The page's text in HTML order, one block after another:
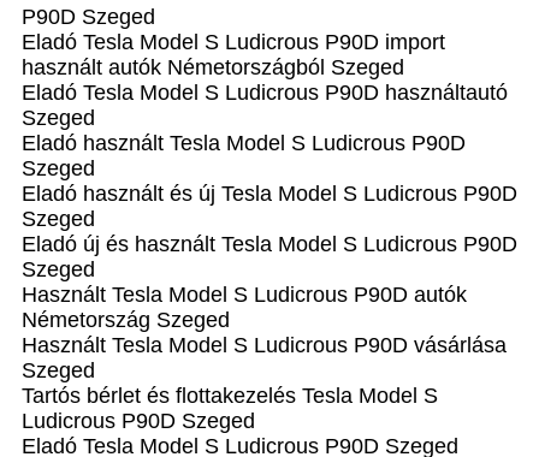
P90D Szeged
Eladó Tesla Model S Ludicrous P90D import
használt autók Németországból Szeged
Eladó Tesla Model S Ludicrous P90D használtautó
Szeged
Eladó használt Tesla Model S Ludicrous P90D
Szeged
Eladó használt és új Tesla Model S Ludicrous P90D
Szeged
Eladó új és használt Tesla Model S Ludicrous P90D
Szeged
Használt Tesla Model S Ludicrous P90D autók
Németország Szeged
Használt Tesla Model S Ludicrous P90D vásárlása
Szeged
Tartós bérlet és flottakezelés Tesla Model S
Ludicrous P90D Szeged
Eladó Tesla Model S Ludicrous P90D Szeged